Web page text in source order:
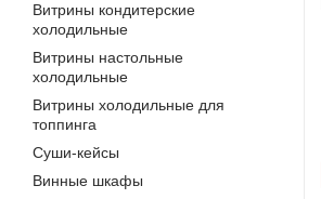
Витрины кондитерские
холодильные
Витрины настольные
холодильные
Витрины холодильные для
топпинга
Суши-кейсы
Винные шкафы